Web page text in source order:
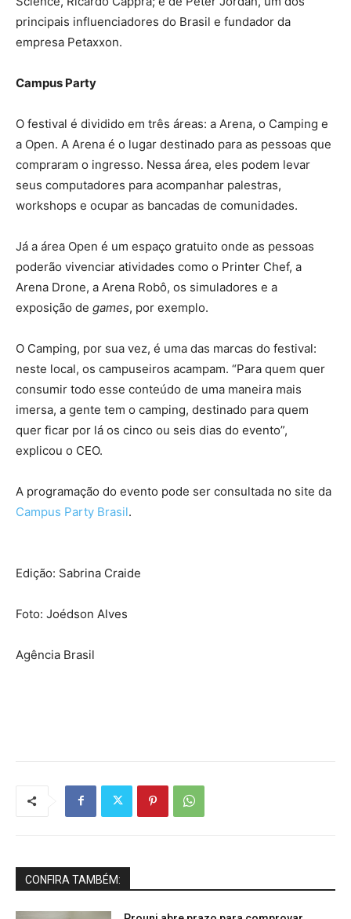
principais influenciadores do Brasil e fundador da
empresa Petaxxon.
Campus Party
O festival é dividido em três áreas: a Arena, o Camping e
a Open. A Arena é o lugar destinado para as pessoas que
compraram o ingresso. Nessa área, eles podem levar
seus computadores para acompanhar palestras,
workshops e ocupar as bancadas de comunidades.
Já a área Open é um espaço gratuito onde as pessoas
poderão vivenciar atividades como o Printer Chef, a
Arena Drone, a Arena Robô, os simuladores e a
exposição de games, por exemplo.
O Camping, por sua vez, é uma das marcas do festival:
neste local, os campuseiros acampam. “Para quem quer
consumir todo esse conteúdo de uma maneira mais
imersa, a gente tem o camping, destinado para quem
quer ficar por lá os cinco ou seis dias do evento”,
explicou o CEO.
A programação do evento pode ser consultada no site da
Campus Party Brasil.
Edição: Sabrina Craide
Foto: Joédson Alves
Agência Brasil
CONFIRA TAMBÉM: